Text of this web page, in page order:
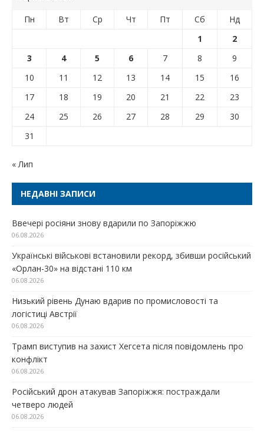
Пн Вт Ср Чт Пт Сб
Нд
1
2
3
4 5 6 7 8
9
10
11 12 13 14 15
16
17
18 19 20 21 22
23
24
25 26 27 28 29
30
31
« Лип
НЕДАВНІ ЗАПИСИ
Ввечері росіяни знову вдарили по Запоріжжю
06.08.2026
Українські військові встановили рекорд, збивши російський
«Орлан-30» на відстані 110 км
06.08.2026
Низький рівень Дунаю вдарив по промисловості та
логістиці Австрії
06.08.2026
Трамп виступив на захист Хегсета після повідомлень про
конфлікт
06.08.2026
Російський дрон атакував Запоріжжя: постраждали
четверо людей
06.08.2026